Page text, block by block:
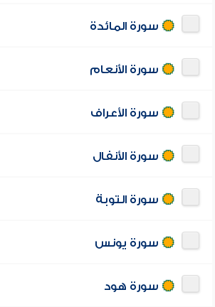
سورة المائدة
سورة الأنعام
سورة الأعراف
سورة الأنفال
سورة التوبة
سورة يونس
سورة هود